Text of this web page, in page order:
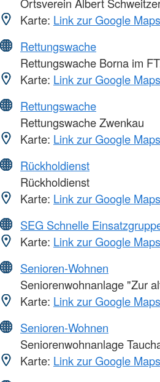
Karte: Link zur Google
Rettungswache
Rettungswache Borna im
Karte: Link zur Google
Rettungswache
Rettungswache Zwenkau
Karte: Link zur Google
Rückholdienst
Rückholdienst
Karte: Link zur Google
SEG Schnelle
Karte: Link zur Google
Senioren-Wohnen
Seniorenwohnanlage "Zur
Karte: Link zur Google
Senioren-Wohnen
Seniorenwohnanlage
Karte: Link zur Google